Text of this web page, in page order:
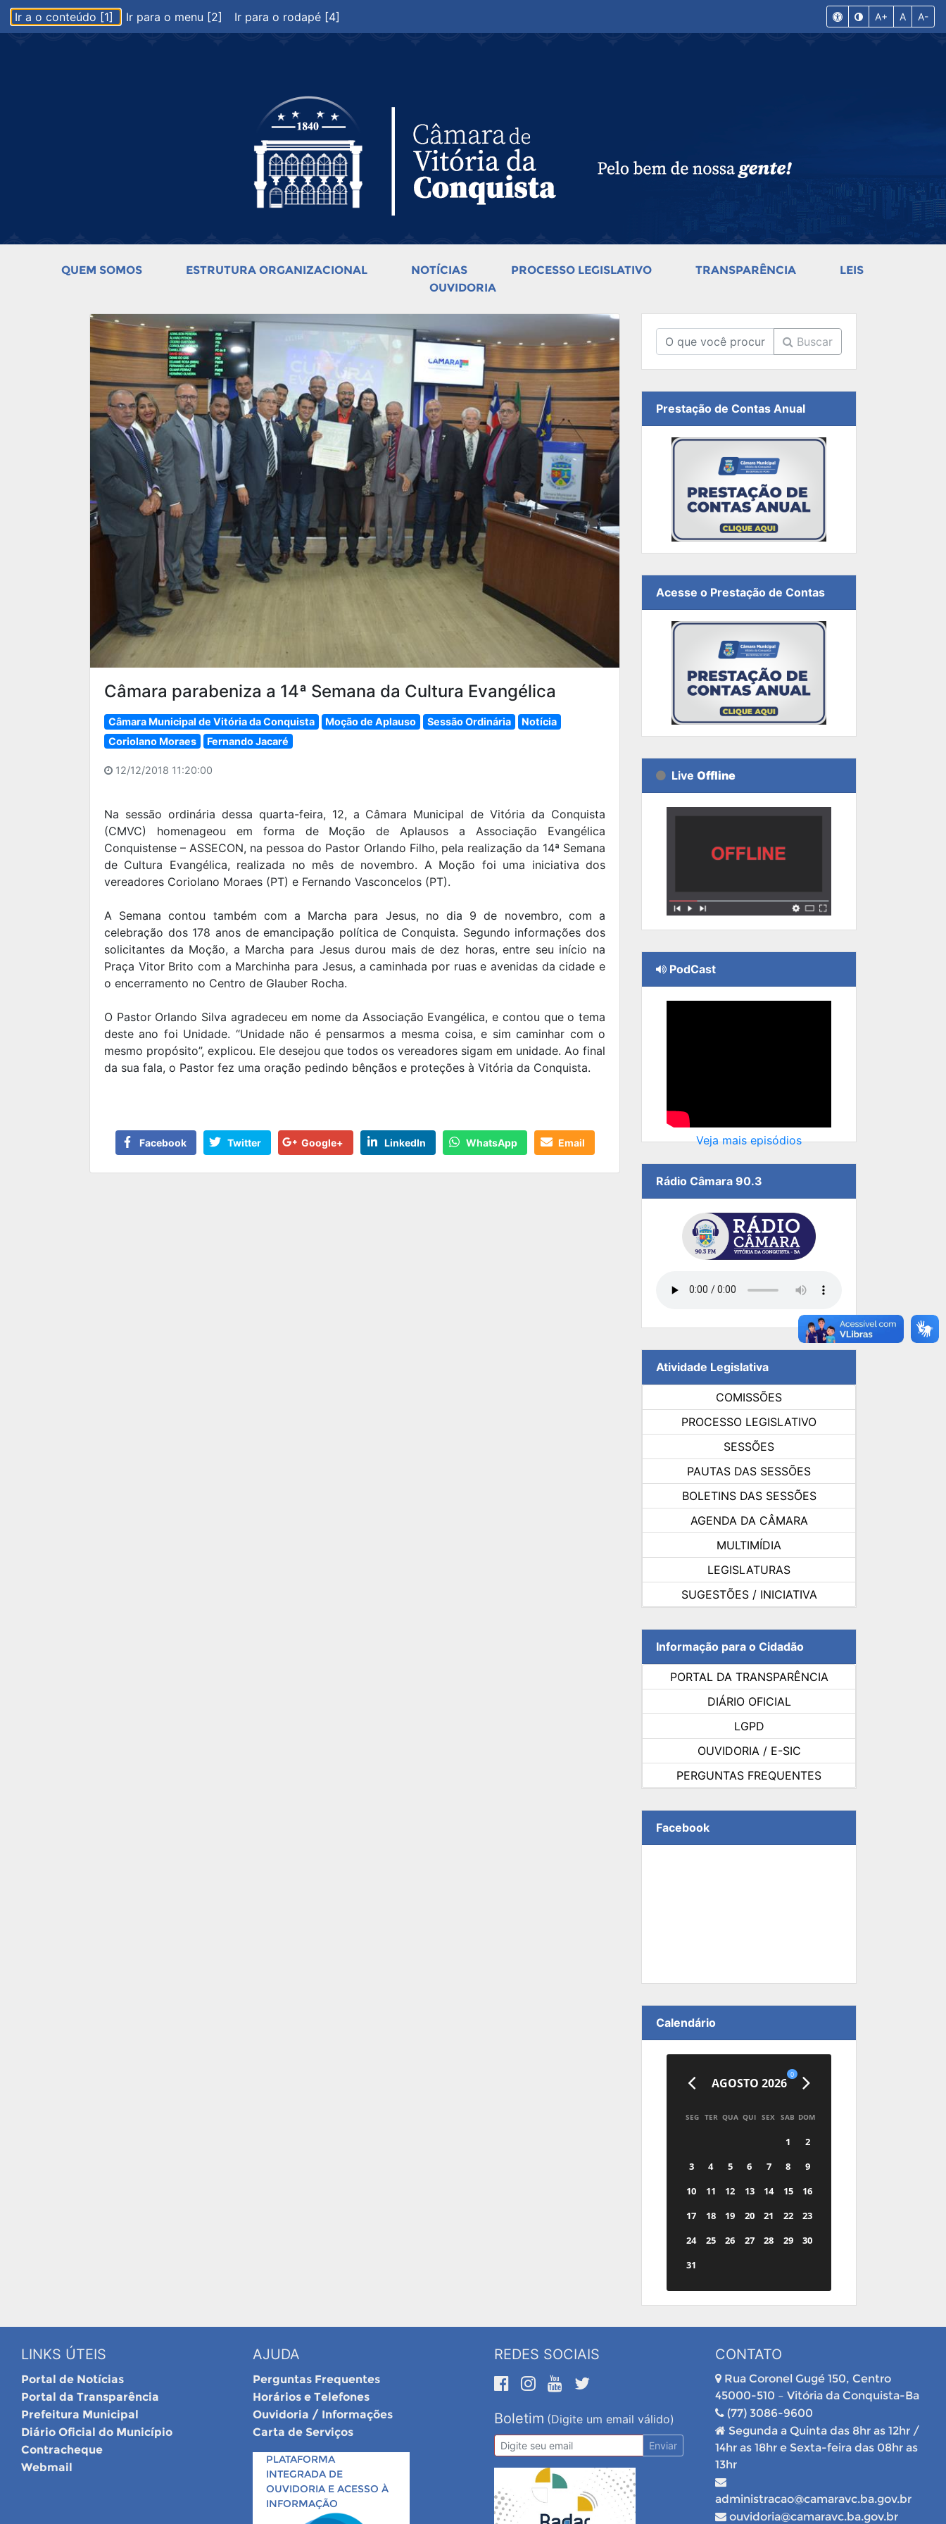
Ir a o conteúdo [1] Ir para o menu [2] Ir para o rodapé [4] A+ A A-
QUEM SOMOS ESTRUTURA ORGANIZACIONAL NOTÍCIAS PROCESSO LEGISLATIVO TRANSPARÊNCIA
LEIS
OUVIDORIA
Câmara parabeniza a 14ª Semana da Cultura Evangélica
Câmara Municipal de Vitória da Conquista Moção de Aplauso Sessão Ordinária
Notícia
Coriolano Moraes
Fernando Jacaré
12/12/2018 11:20:00
Na sessão ordinária dessa quarta-feira, 12, a Câmara Municipal de Vitória da Conquista
(CMVC) homenageou em forma de Moção de Aplausos a Associação Evangélica
Conquistense – ASSECON, na pessoa do Pastor Orlando Filho, pela realização da 14ª Semana
de Cultura Evangélica, realizada no mês de novembro. A Moção foi uma iniciativa dos
vereadores Coriolano Moraes (PT) e Fernando Vasconcelos (PT).
A Semana contou também com a Marcha para Jesus, no dia 9 de novembro, com a
celebração dos 178 anos de emancipação política de Conquista. Segundo informações dos
solicitantes da Moção, a Marcha para Jesus durou mais de dez horas, entre seu início na
Praça Vitor Brito com a Marchinha para Jesus, a caminhada por ruas e avenidas da cidade e
o encerramento no Centro de Glauber Rocha.
O Pastor Orlando Silva agradeceu em nome da Associação Evangélica, e contou que o tema
deste ano foi Unidade. “Unidade não é pensarmos a mesma coisa, e sim caminhar com o
mesmo propósito”, explicou. Ele desejou que todos os vereadores sigam em unidade. Ao final
da sua fala, o Pastor fez uma oração pedindo bênçãos e proteções à Vitória da Conquista.
Facebook Twitter Google+ LinkedIn WhatsApp Email
Buscar
Prestação de Contas Anual
Acesse o Prestação de Contas
Live Offline
PodCast
Veja mais episódios
Rádio Câmara 90.3
Atividade Legislativa
COMISSÕES
PROCESSO LEGISLATIVO
SESSÕES
PAUTAS DAS SESSÕES
BOLETINS DAS SESSÕES
AGENDA DA CÂMARA
MULTIMÍDIA
LEGISLATURAS
SUGESTÕES / INICIATIVA
Informação para o Cidadão
PORTAL DA TRANSPARÊNCIA
DIÁRIO OFICIAL
LGPD
OUVIDORIA / E-SIC
PERGUNTAS FREQUENTES
Facebook
Calendário
AGOSTO 2026
0
SEG TER QUA QUI SEX SAB DOM
1
2
3
4 5 6 7 8
9
10
11 12 13 14 15
16
17
18 19 20 21 22
23
24
25 26 27 28 29
30
31
LINKS ÚTEIS
Portal de Notícias
Portal da Transparência
Prefeitura Municipal
Diário Oficial do Município
Contracheque
Webmail
AJUDA
Perguntas Frequentes
Horários e Telefones
Ouvidoria / Informações
Carta de Serviços
PLATAFORMA
INTEGRADA DE
OUVIDORIA E ACESSO À
INFORMAÇÃO
REDES SOCIAIS
Boletim (Digite um email válido)
Enviar
CONTATO
Rua Coronel Gugé 150, Centro
45000-510 – Vitória da Conquista-Ba
(77) 3086-9600
Segunda a Quinta das 8hr as 12hr /
14hr as 18hr e Sexta-feira das 08hr as
13hr
administracao@camaravc.ba.gov.br
ouvidoria@camaravc.ba.gov.br